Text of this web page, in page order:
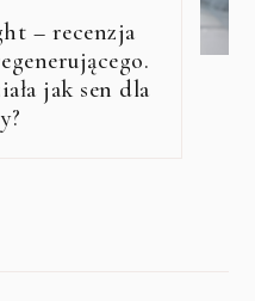
– recenzja
jak sen dla